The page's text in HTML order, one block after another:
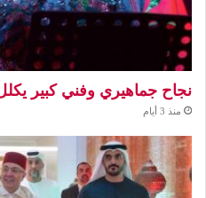
نجاح جماهيري وفني كبير
منذ 3 أيام